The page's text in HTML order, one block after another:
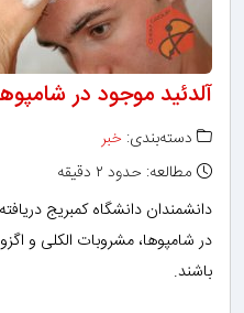
آلدئید موجود در
دسته‌بندی: خبر
مطالعه: حدود ۲ دقیقه
دانشمندان دانشگاه کمبریج
در شامپوها، مشروبات الکلی و
باشند.